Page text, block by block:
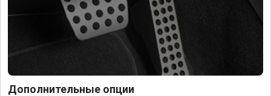
Дополнительные опции